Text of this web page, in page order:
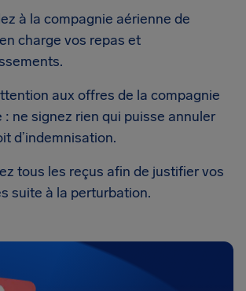
à la compagnie aérienne de
charge vos repas et
aux offres de la compagnie
: ne signez rien qui puisse annuler
d’indemnisation.
tous les reçus afin de justifier vos
suite à la perturbation.